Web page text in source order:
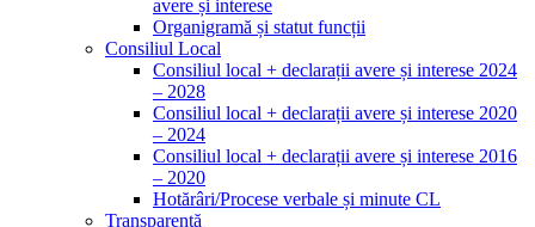
avere și interese
Organigramă și statut funcții
Consiliul Local
Consiliul local + declarații avere și interese 2024
– 2028
Consiliul local + declarații avere și interese 2020
– 2024
Consiliul local + declarații avere și interese 2016
– 2020
Hotărâri/Procese verbale și minute CL
Transparență